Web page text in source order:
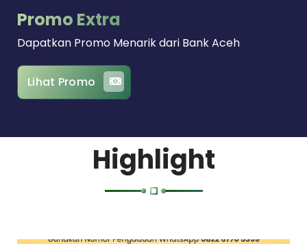
Promo Extra
Dapatkan Promo Menarik dari Bank Aceh
Lihat Promo
Highlight